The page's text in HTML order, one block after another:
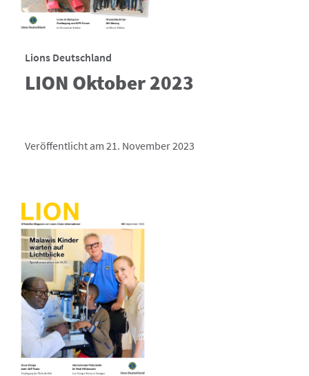
Lions Deutschland
LION Oktober 2023
Veröffentlicht am 21. November 2023